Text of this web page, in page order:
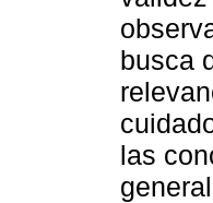
busca
las